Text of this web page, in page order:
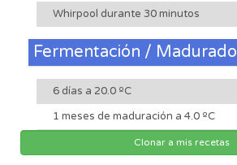
Whirpool durante 30 minutos
Fermentación / Madurado
6 días a 20.0 ºC
1 meses de maduración a 4.0 ºC
Clonar a mis recetas